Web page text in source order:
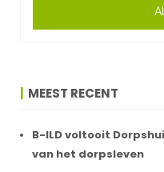
MEEST RECENT
B-ILD voltooit
van het dorpsleven